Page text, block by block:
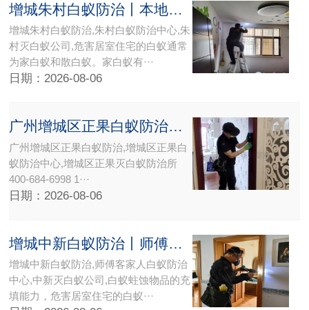
增城朱村白蚁防治丨本地附近专业{白蚁防治中心}朱村灭白蚁公司
增城朱村白蚁防治,朱村白蚁防治中心,朱
村灭白蚁公司,危害居室住宅的白蚁通常
为家白蚁和散白蚁。家白蚁有···
日期：2026-08-06
广州增城区正果白蚁防治中心所灭白蚁公司【权威白蚁防治机构】携高端白蚁检测设备上门检查灭治
广州增城区正果白蚁防治,增城区正果白
蚁防治中心,增城区正果灭白蚁防治所
400-684-6998 1···
日期：2026-08-06
增城中新白蚁防治丨师傅客家人白蚁防治中心中新灭白蚁公司
增城中新白蚁防治,师傅客家人白蚁防治
中心,中新灭白蚁公司,白蚁蛀蚀物品的充
填能力，危害居室住宅的白蚁···